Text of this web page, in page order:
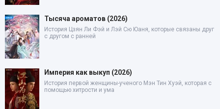
Тысяча ароматов (2026)
История Цзян Ли Фэй и Лэй Сю Юаня, которые связаны друг
с другом с ранней
Империя как выкуп (2026)
История первой женщины-ученого Мэн Тин Хуэй, которая с
помощью хитрости и ума